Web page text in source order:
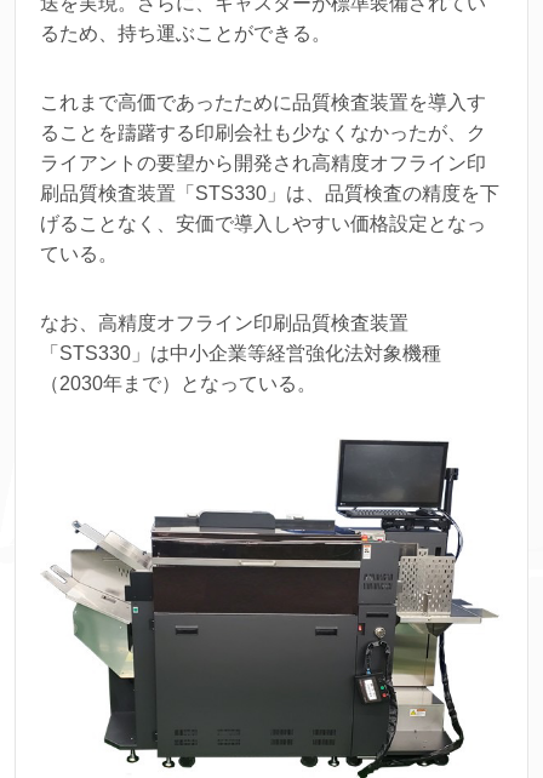
るため、持ち運ぶことができる。
これまで高価であったために品質検査装置を導入す
ることを躊躇する印刷会社も少なくなかったが、ク
ライアントの要望から開発され高精度オフライン印
刷品質検査装置「STS330」は、品質検査の精度を下
げることなく、安価で導入しやすい価格設定となっ
ている。
なお、高精度オフライン印刷品質検査装置
「STS330」は中小企業等経営強化法対象機種
（2030年まで）となっている。